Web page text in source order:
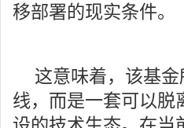
移部署的现实条件。
这意味着，该基
线，而是一套可以脱